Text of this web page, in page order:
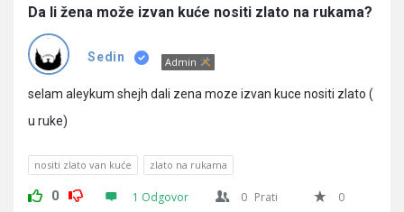
Latest
Pitanja
Da li žena može izvan kuće nositi zlato na rukama?
Sedin Admin
selam aleykum shejh dali zena moze izvan kuce nositi zlato (
u ruke)
nositi zlato van kuće zlato na rukama
0 1 Odgovor 0 Prati
0